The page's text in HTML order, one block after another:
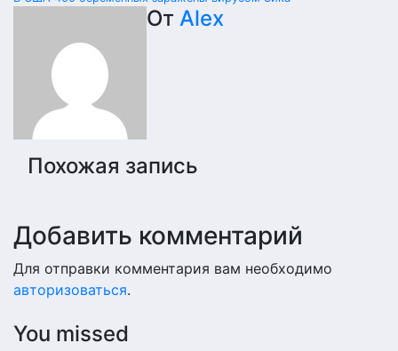
записям
От Alex
Похожая запись
Добавить комментарий
Для отправки комментария вам необходимо
авторизоваться.
You missed